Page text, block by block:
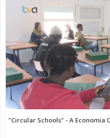
Mais Informações
Imagem: CM Amadora
Categorias Noticias
"Circular Schools" - A Economia